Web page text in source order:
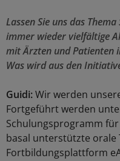
Lassen Sie uns das
immer wieder vielfältige
mit Ärzten und Patienten
Was wird aus den
Guidi:Wir werden
Fortgeführt werden
Schulungsprogramm
basal unterstützte orale
Fortbildungsplattform